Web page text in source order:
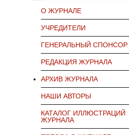
О ЖУРНАЛЕ
УЧРЕДИТЕЛИ
ГЕНЕРАЛЬНЫЙ СПОНСОР
РЕДАКЦИЯ ЖУРНАЛА
АРХИВ ЖУРНАЛА
НАШИ АВТОРЫ
КАТАЛОГ ИЛЛЮСТРАЦИЙ
ЖУРНАЛА